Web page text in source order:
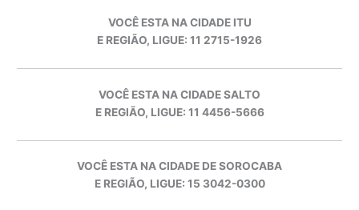
VOCÊ ESTA NA CIDADE ITU
E REGIÃO, LIGUE: 11 2715-1926
VOCÊ ESTA NA CIDADE SALTO
E REGIÃO, LIGUE: 11 4456-5666
VOCÊ ESTA NA CIDADE DE SOROCABA
E REGIÃO, LIGUE: 15 3042-0300